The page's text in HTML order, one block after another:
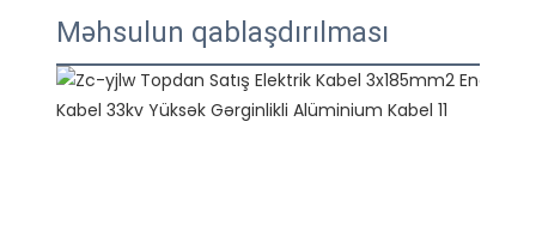
Məhsulun qablaşdırılması